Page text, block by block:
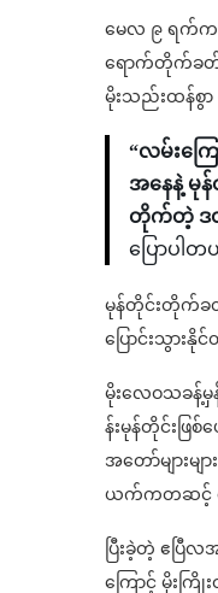
မေလ ၉ ရက်ကန
ရောက်တိုက်ခတ်နို
မိုးသည်းထန်စွ
“လမ်းက
အနေနဲ့ မု
တိုက်တဲ့ ဒဏ်
ပြောပါတ
မုန်တိုင်းတိုက်ခ
ပြောင်းသွာ
မိုးလေဝသခန့်
န်းမုန်တိုင်းဖြ
အတော်များမ
ယက်ကတဆင့် မေ
ပြီးခဲ့တဲ့ ဧပြီ
ကြောင့် မိုးက